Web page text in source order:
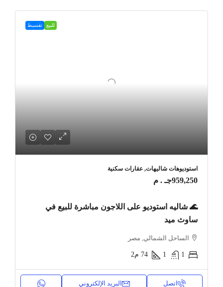
للبيع تقسيط
استوديوهات شاليهات, عقارات سكنية
959,250جـ . م
🌊 شاليه استوديو على اللاجون مباشرة للبيع في
ساوث ميد
الساحل الشمالي, مصر
1
1
74 م2
اتصل البريد الإلكتروني